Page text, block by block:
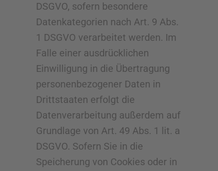
DSGVO, sofern besondere
Datenkategorien nach Art. 9 Abs.
1 DSGVO verarbeitet werden. Im
Falle einer ausdrücklichen
Einwilligung in die Übertragung
personenbezogener Daten in
Drittstaaten erfolgt die
Datenverarbeitung außerdem auf
Grundlage von Art. 49 Abs. 1 lit. a
DSGVO. Sofern Sie in die
Speicherung von Cookies oder in